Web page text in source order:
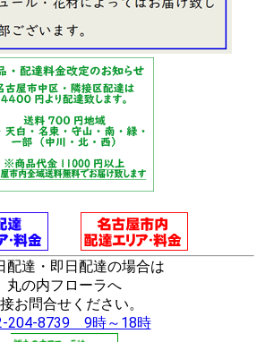
達・即日配達の場合は
丸の内フローラへ
お問合せください。
204-8739 9時～18時